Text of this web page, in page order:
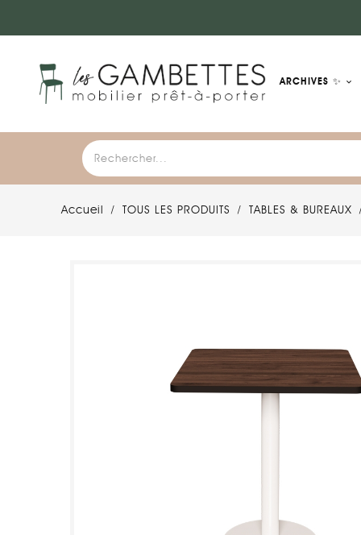
ARCHIVES ✨
Accueil TOUS LES PRODUITS TABLES & BUREAUX